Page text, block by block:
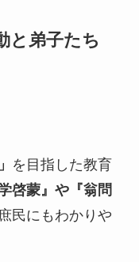
と弟子たち
を目指した教育
学啓蒙』や『翁問
民にもわかりや